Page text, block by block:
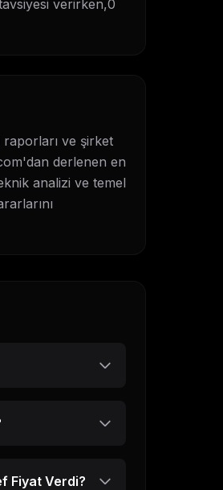
verirken,0
ve şirket
derlenen en
analizi ve temel
Fiyat Verdi?